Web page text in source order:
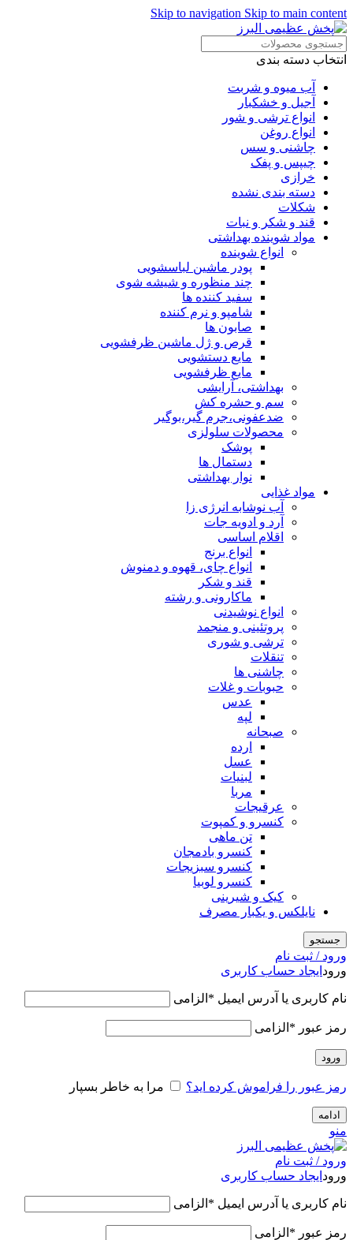
Skip to navigation Skip to main content
انتخاب دسته بندی
آب میوه و شربت
آجیل و خشکبار
انواع ترشی و شور
انواع روغن
چاشنی و سس
چیپس و پفک
خرازی
دسته بندی نشده
شکلات
قند و شکر و نبات
مواد شوینده بهداشتی
انواع شوینده
پودر ماشین لباسشویی
چند منظوره و شیشه شوی
سفید کننده ها
شامپو و نرم کننده
صابون ها
قرص و ژل ماشین ظرفشویی
مایع دستشویی
مایع ظرفشویی
بهداشتی، آرایشی
سم و حشره کش
ضدعفونی،جرم گیر،بوگیر
محصولات سلولزی
پوشک
دستمال ها
نوار بهداشتی
مواد غذایی
آب نوشابه انرژی زا
آرد و ادویه جات
اقلام اساسی
انواع برنج
انواع چای، قهوه و دمنوش
قند و شکر
ماکارونی و رشته
انواع نوشیدنی
پروتئینی و منجمد
ترشی و شوری
تنقلات
چاشنی ها
حبوبات و غلات
عدس
لپه
صبحانه
ارده
عسل
لبنیات
مربا
عرقیجات
کنسرو و کمپوت
تن ماهی
کنسرو بادمجان
کنسرو سبزیجات
کنسرو لوبیا
کیک و شیرینی
نایلکس و یکبار مصرف
جستجو
ورود / ثبت نام
ورود ایجاد حساب کاربری
نام کاربری یا آدرس ایمیل * الزامی
رمز عبور * الزامی
ورود
رمز عبور را فراموش کرده اید؟ مرا به خاطر بسپار
ادامه
منو
ورود / ثبت نام
ورود ایجاد حساب کاربری
نام کاربری یا آدرس ایمیل * الزامی
رمز عبور * الزامی